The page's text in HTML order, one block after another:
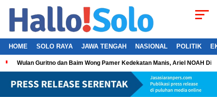
HOME SOLO RAYA JAWA TENGAH NASIONAL POLITIK
Wulan Guritno dan Baim Wong Pamer Kedekatan Manis, Ariel NOAH